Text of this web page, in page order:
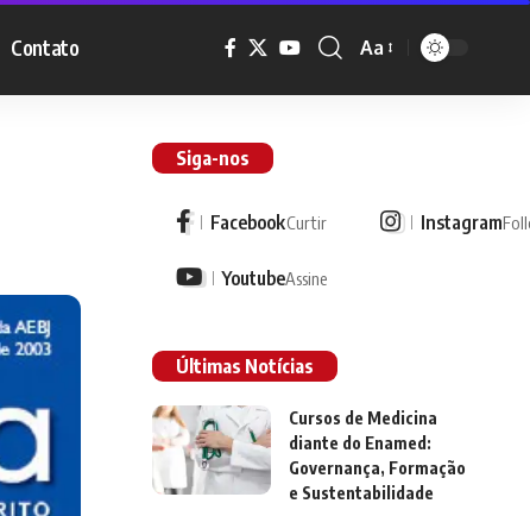
Contato Aa
Siga-nos
FacebookCurtir Instagram
YoutubeAssine
Últimas Notícias
Cursos de Medicina
diante do Enamed:
Governança, Formação
e Sustentabilidade